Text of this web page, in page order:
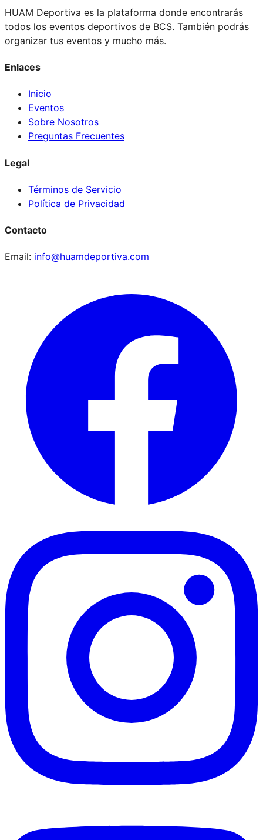
HUAM Deportiva es la plataforma donde encontrarás
todos los eventos deportivos de BCS. También podrás
organizar tus eventos y mucho más.
Enlaces
Inicio
Eventos
Sobre Nosotros
Preguntas Frecuentes
Legal
Términos de Servicio
Política de Privacidad
Contacto
Email: info@huamdeportiva.com